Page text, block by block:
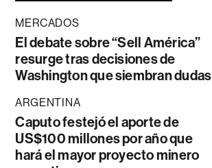
MERCADOS
El debate sobre “Sell América”
resurge tras decisiones de
Washington que siembran dudas
ARGENTINA
Caputo festejó el aporte de
US$100 millones por año que
hará el mayor proyecto minero